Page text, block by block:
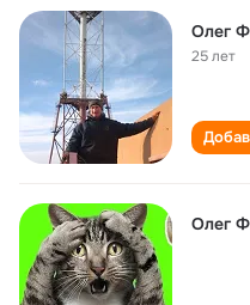
Олег
25 лет
Олег